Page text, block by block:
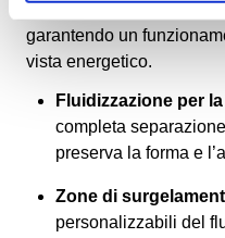
appiccicosi, come le
garantendo un
vista energetico.
Fluidizzazione per
completa
preserva la forma e
Zone di
personalizzabili del